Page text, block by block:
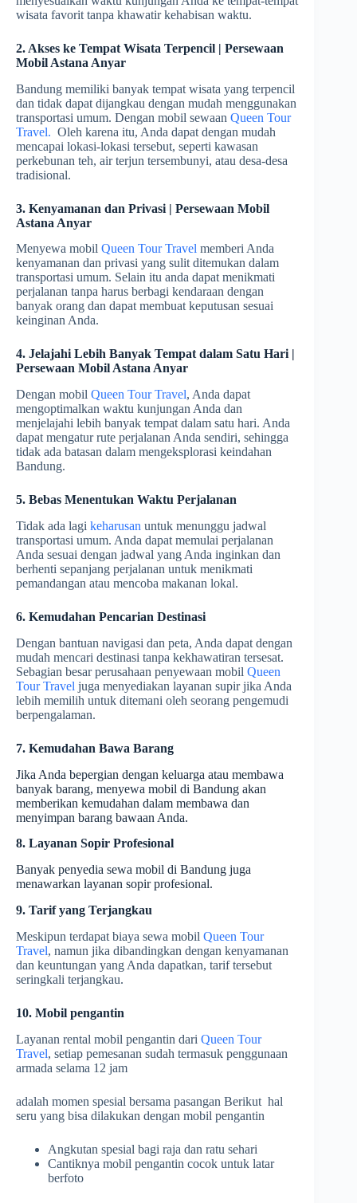
wisata favorit tanpa khawatir kehabisan waktu.
2. Akses ke Tempat Wisata Terpencil | Persewaan
Mobil Astana Anyar
Bandung memiliki banyak tempat wisata yang terpencil
dan tidak dapat dijangkau dengan mudah menggunakan
transportasi umum. Dengan mobil sewaan Queen Tour
Travel. Oleh karena itu, Anda dapat dengan mudah
mencapai lokasi-lokasi tersebut, seperti kawasan
perkebunan teh, air terjun tersembunyi, atau desa-desa
tradisional.
3. Kenyamanan dan Privasi | Persewaan Mobil
Astana Anyar
Menyewa mobil Queen Tour Travel memberi Anda
kenyamanan dan privasi yang sulit ditemukan dalam
transportasi umum. Selain itu anda dapat menikmati
perjalanan tanpa harus berbagi kendaraan dengan
banyak orang dan dapat membuat keputusan sesuai
keinginan Anda.
4. Jelajahi Lebih Banyak Tempat dalam Satu Hari |
Persewaan Mobil Astana Anyar
Dengan mobil Queen Tour Travel, Anda dapat
mengoptimalkan waktu kunjungan Anda dan
menjelajahi lebih banyak tempat dalam satu hari. Anda
dapat mengatur rute perjalanan Anda sendiri, sehingga
tidak ada batasan dalam mengeksplorasi keindahan
Bandung.
5. Bebas Menentukan Waktu Perjalanan
Tidak ada lagi keharusan untuk menunggu jadwal
transportasi umum. Anda dapat memulai perjalanan
Anda sesuai dengan jadwal yang Anda inginkan dan
berhenti sepanjang perjalanan untuk menikmati
pemandangan atau mencoba makanan lokal.
6. Kemudahan Pencarian Destinasi
Dengan bantuan navigasi dan peta, Anda dapat dengan
mudah mencari destinasi tanpa kekhawatiran tersesat.
Sebagian besar perusahaan penyewaan mobil Queen
Tour Travel juga menyediakan layanan supir jika Anda
lebih memilih untuk ditemani oleh seorang pengemudi
berpengalaman.
7. Kemudahan Bawa Barang
Jika Anda bepergian dengan keluarga atau membawa
banyak barang, menyewa mobil di Bandung akan
memberikan kemudahan dalam membawa dan
menyimpan barang bawaan Anda.
8. Layanan Sopir Profesional
Banyak penyedia sewa mobil di Bandung juga
menawarkan layanan sopir profesional.
9. Tarif yang Terjangkau
Meskipun terdapat biaya sewa mobil Queen Tour
Travel, namun jika dibandingkan dengan kenyamanan
dan keuntungan yang Anda dapatkan, tarif tersebut
seringkali terjangkau.
10. Mobil pengantin
Layanan rental mobil pengantin dari Queen Tour
Travel, setiap pemesanan sudah termasuk penggunaan
armada selama 12 jam
adalah momen spesial bersama pasangan Berikut hal
seru yang bisa dilakukan dengan mobil pengantin
Angkutan spesial bagi raja dan ratu sehari
Cantiknya mobil pengantin cocok untuk latar
berfoto